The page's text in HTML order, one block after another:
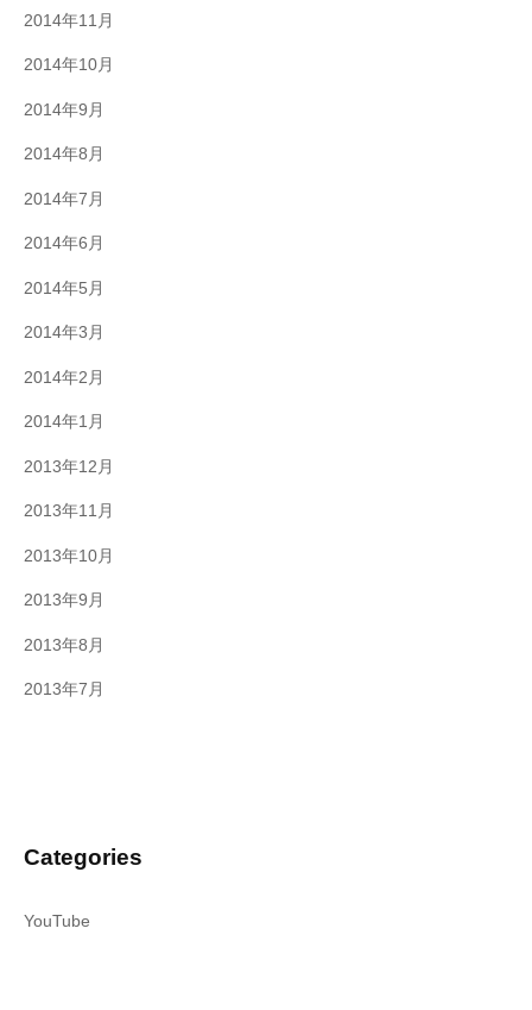
2014年11月
2014年10月
2014年9月
2014年8月
2014年7月
2014年6月
2014年5月
2014年3月
2014年2月
2014年1月
2013年12月
2013年11月
2013年10月
2013年9月
2013年8月
2013年7月
Categories
YouTube